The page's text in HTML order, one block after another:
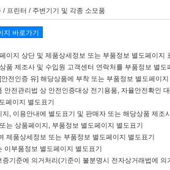
프린터 / 주변기기 및 각종 소모품
지 바로가기
이지 상단 및 제품상세정보 또는 부품정보 별도페이지
품 제조사 및 수입원 고객센터 연락처를 부품정보 별도
전인증 유] 해당상품에 부착 또는 부품정보 별도페이지
안전관리법 상 안전인증대상 전기용품, 자율안전확인
페이지 별도표기
, 이용안내에 별도표기 및 판매자 또는 해당상품 제조
는 상품페이지, 부품정보 별도페이지 별도표기
제품상세정보 또는 부품정보 별도페이지 별도표기
이부품정보 별도페이지 별도표기
기준에 의거처리(기준이 불분명시 전자상거래법에 의